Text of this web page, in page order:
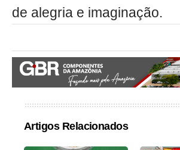
de alegria e imaginação.
Artigos Relacionados